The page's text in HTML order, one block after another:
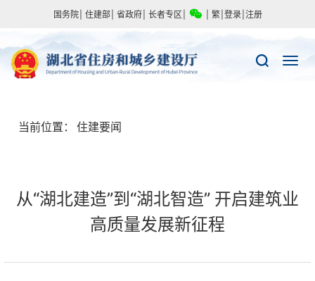
国务院 住建部 省政府 长者专区 繁 登录 注册
当前位置： 住建要闻
从“湖北建造”到“湖北智造” 开启建筑业
高质量发展新征程